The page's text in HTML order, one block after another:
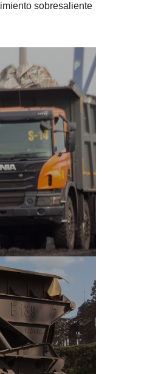
sobresaliente